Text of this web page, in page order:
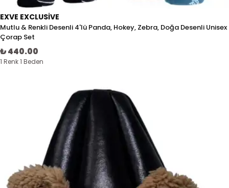
EXVE EXCLUSIVE
Mutlu & Renkli Desenli 4'lü Panda, Hokey, Zebra, Doğa Desenli Unisex
Çorap Set
₺ 440.00
1 Renk 1 Beden